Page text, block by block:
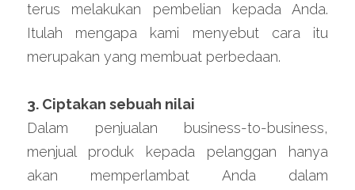
terus melakukan pembelian kepada Anda.
Itulah mengapa kami menyebut cara itu
merupakan yang membuat perbedaan.
3. Ciptakan sebuah nilai
Dalam penjualan business-to-business,
menjual produk kepada pelanggan hanya
akan memperlambat Anda dalam